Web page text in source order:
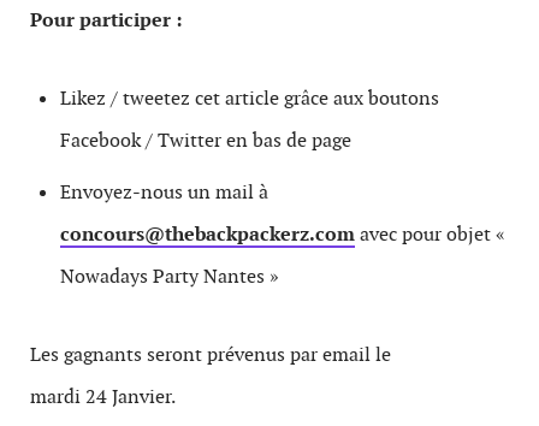
Pour participer :
Likez / tweetez cet article grâce aux boutons
Facebook / Twitter en bas de page
Envoyez-nous un mail à
concours@thebackpackerz.comavec pour objet «
Nowadays Party Nantes »
Les gagnants seront prévenus par email le
mardi 24 Janvier.